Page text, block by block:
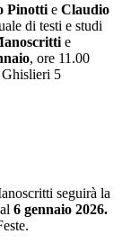
Pinotti e Claudio
di testi e studi
e
, ore 11.00
5
seguirà la
al 6 gennaio 2026.